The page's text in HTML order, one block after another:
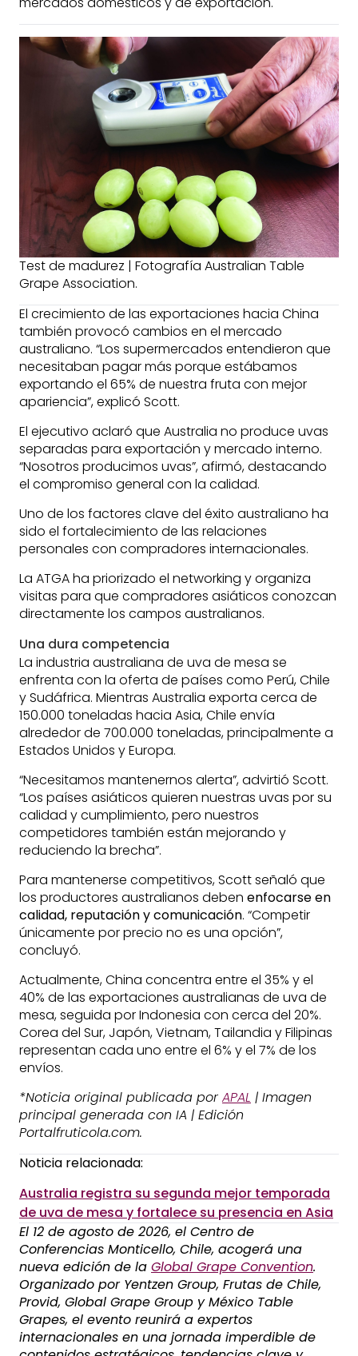
Test de madurez | Fotografía Australian Table
Grape Association.
El crecimiento de las exportaciones hacia China
también provocó cambios en el mercado
australiano. “Los supermercados entendieron que
necesitaban pagar más porque estábamos
exportando el 65% de nuestra fruta con mejor
apariencia”, explicó Scott.
El ejecutivo aclaró que Australia no produce uvas
separadas para exportación y mercado interno.
“Nosotros producimos uvas”, afirmó, destacando
el compromiso general con la calidad.
Uno de los factores clave del éxito australiano ha
sido el fortalecimiento de las relaciones
personales con compradores internacionales.
La ATGA ha priorizado el networking y organiza
visitas para que compradores asiáticos conozcan
directamente los campos australianos.
Una dura competencia
La industria australiana de uva de mesa se
enfrenta con la oferta de países como Perú, Chile
y Sudáfrica. Mientras Australia exporta cerca de
150.000 toneladas hacia Asia, Chile envía
alrededor de 700.000 toneladas, principalmente a
Estados Unidos y Europa.
“Necesitamos mantenernos alerta”, advirtió Scott.
“Los países asiáticos quieren nuestras uvas por su
calidad y cumplimiento, pero nuestros
competidores también están mejorando y
reduciendo la brecha”.
Para mantenerse competitivos, Scott señaló que
los productores australianos deben enfocarse en
calidad, reputación y comunicación. “Competir
únicamente por precio no es una opción”,
concluyó.
Actualmente, China concentra entre el 35% y el
40% de las exportaciones australianas de uva de
mesa, seguida por Indonesia con cerca del 20%.
Corea del Sur, Japón, Vietnam, Tailandia y Filipinas
representan cada uno entre el 6% y el 7% de los
envíos.
*Noticia original publicada por APAL | Imagen
principal generada con IA | Edición
Portalfruticola.com.
Noticia relacionada:
Australia registra su segunda mejor temporada
de uva de mesa y fortalece su presencia en Asia
El 12 de agosto de 2026, el Centro de
Conferencias Monticello, Chile, acogerá una
nueva edición de la Global Grape Convention.
Organizado por Yentzen Group, Frutas de Chile,
Provid, Global Grape Group y México Table
Grapes, el evento reunirá a expertos
internacionales en una jornada imperdible de